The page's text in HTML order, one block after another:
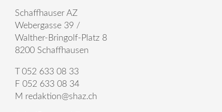
Schaffhauser AZ
Webergasse 39 /
Walther-Bringolf-Platz 8
8200 Schaffhausen
T 052 633 08 33
F 052 633 08 34
M redaktion@shaz.ch